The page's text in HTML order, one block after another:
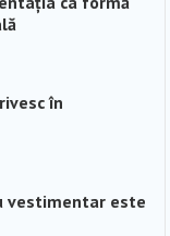
în
vestimentar este